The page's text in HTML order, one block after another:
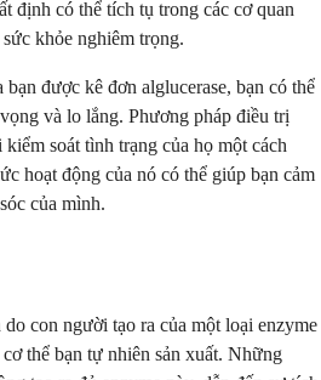
định có thể tích tụ trong các cơ quan
khỏe nghiêm trọng.
được kê đơn alglucerase, bạn có thể
và lo lắng. Phương pháp điều trị
soát tình trạng của họ một cách
hoạt động của nó có thể giúp bạn cảm
của mình.
con người tạo ra của một loại enzyme
thể bạn tự nhiên sản xuất. Những